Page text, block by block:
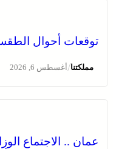
توقعات أحوال
مملكتنا/أغسطس 6, 2026
عمان .. الاجتماع